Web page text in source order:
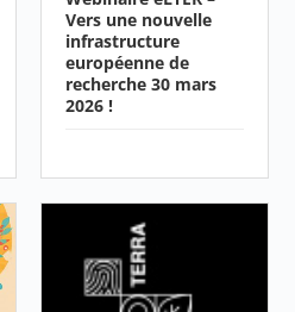
Vers une nouvelle
infrastructure
européenne de
recherche 30 mars
2026 !